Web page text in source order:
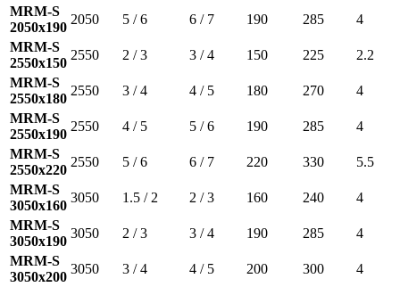
MRM-S
2050x190
2050 5 / 6 6 / 7 190 285
4
MRM-S
2550x150
2550 2 / 3 3 / 4 150 225
2.2
MRM-S
2550x180
2550 3 / 4 4 / 5 180 270
4
MRM-S
2550x190
2550 4 / 5 5 / 6 190 285
4
MRM-S
2550x220
2550 5 / 6 6 / 7 220 330
5.5
MRM-S
3050x160
3050 1.5 / 2 2 / 3 160 240
4
MRM-S
3050x190
3050 2 / 3 3 / 4 190 285
4
MRM-S
3050x200
3050 3 / 4 4 / 5 200 300
4